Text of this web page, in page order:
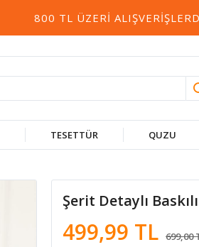
800 TL ÜZERI ALIŞVERIŞLERDE
TESETTÜR QUZU
Şerit Detaylı
499,99 TL 699,00